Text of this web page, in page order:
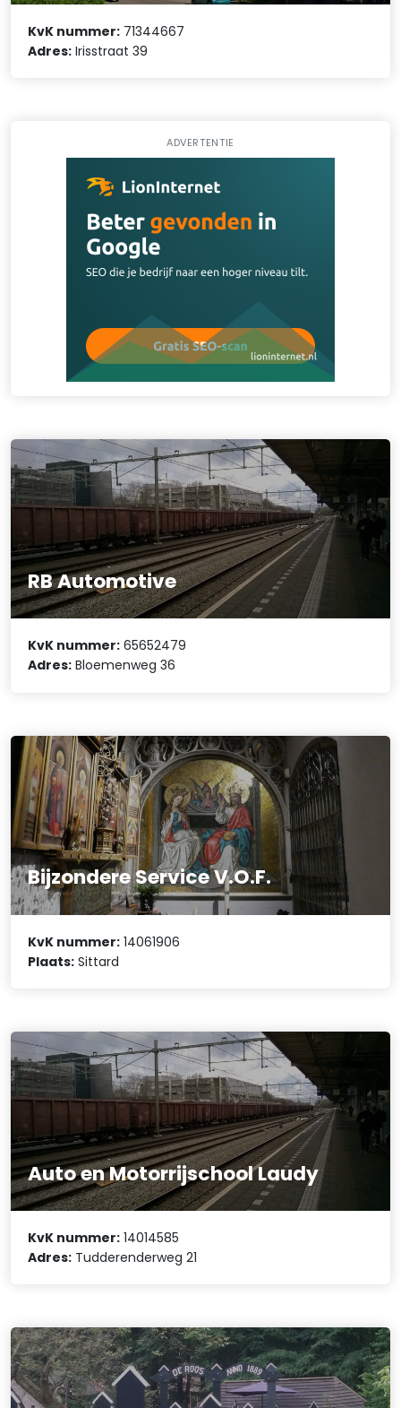
KvK nummer: 71344667
Adres: Irisstraat 39
ADVERTENTIE
RB Automotive
KvK nummer: 65652479
Adres: Bloemenweg 36
Bijzondere Service V.O.F.
KvK nummer: 14061906
Plaats: Sittard
Auto en Motorrijschool Laudy
KvK nummer: 14014585
Adres: Tudderenderweg 21